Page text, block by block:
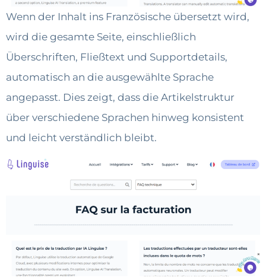
Wenn der Inhalt ins Französische übersetzt wird,
wird die gesamte Seite, einschließlich
Überschriften, Fließtext und Supportdetails,
automatisch an die ausgewählte Sprache
angepasst. Dies zeigt, dass die Artikelstruktur
über verschiedene Sprachen hinweg konsistent
und leicht verständlich bleibt.